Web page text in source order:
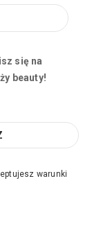
się na
beauty!
warunki